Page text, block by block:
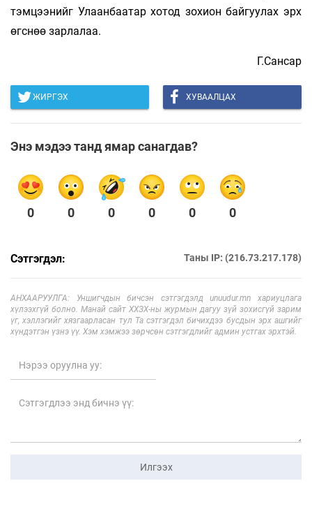
тэмцээнийг Улаанбаатар хотод зохион байгуулах эрх
өгснөө зарлалаа.
Г.Сансар
ЖИРГЭХ ХУВААЛЦАХ
Энэ мэдээ танд ямар санагдав?
0 0 0 0 0 0
Сэтгэгдэл: Таны IP: (216.73.217.178)
АНХААРУУЛГА: Уншигчдын бичсэн сэтгэгдэлд unuudur.mn хариуцлага
хүлээхгүй болно. Манай сайт ХХЗХ-ны журмын дагуу зүй зохисгүй зарим
үг, хэллэгийг хязгаарласан тул Та сэтгэгдэл бичихдээ бусдын эрх ашгийг
хүндэтгэн үзнэ үү. Хэм хэмжээ зөрчсөн сэтгэгдлийг админ устгах эрхтэй.
Илгээх